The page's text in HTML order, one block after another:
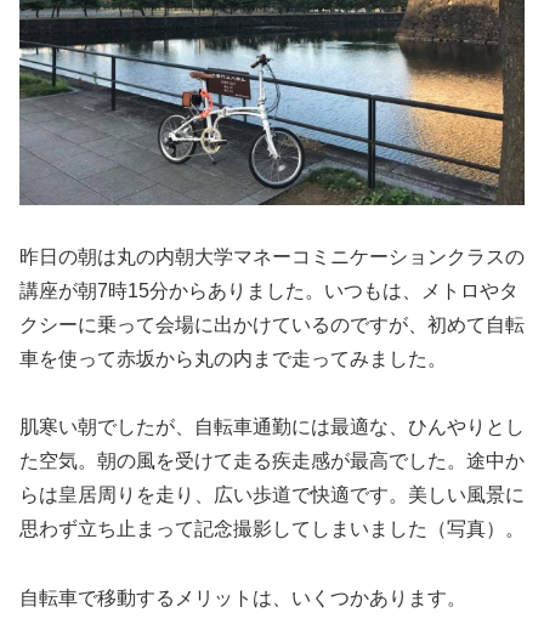
昨日の朝は丸の内朝大学マネーコミニケーションクラスの
講座が朝7時15分からありました。いつもは、メトロやタ
クシーに乗って会場に出かけているのですが、初めて自転
車を使って赤坂から丸の内まで走ってみました。
肌寒い朝でしたが、自転車通勤には最適な、ひんやりとし
た空気。朝の風を受けて走る疾走感が最高でした。途中か
らは皇居周りを走り、広い歩道で快適です。美しい風景に
思わず立ち止まって記念撮影してしまいました（写真）。
自転車で移動するメリットは、いくつかあります。